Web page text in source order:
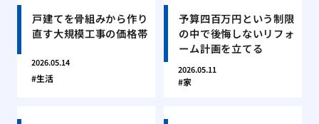
戸建てを骨組みから作り
直す大規模工事の価格帯
2026.05.14
生活
予算四百万円という制限
の中で後悔しないリフォ
ーム計画を立てる
2026.05.11
家